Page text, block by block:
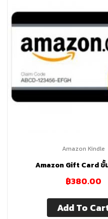
อุป
IoT
เชี่ย
ด้าน
บ้าน
Amazon Kindle
Amazon Gift Card ขั้
฿380.00
Add To